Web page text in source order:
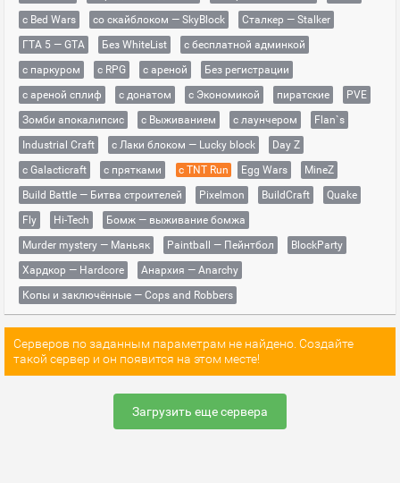
с Bed Wars
со скайблоком — SkyBlock
Сталкер — Stalker
ГТА 5 — GTA
Без WhiteList
с бесплатной админкой
с паркуром
с RPG с ареной
Без регистрации
с ареной сплиф
с донатом с Экономикой пиратские
PVE
Зомби апокалипсис
с Выживанием с лаунчером
Flan`s
Industrial Craft
с Лаки блоком — Lucky block
Day Z
с Galacticraft
с прятками с TNT Run Egg Wars
MineZ
Build Battle — Битва строителей
Pixelmon BuildCraft
Quake
Fly
Hi-Tech
Бомж — выживание бомжа
Murder mystery — Маньяк
Paintball — Пейнтбол
BlockParty
Хардкор — Hardcore
Анархия — Anarchy
Копы и заключённые — Cops and Robbers
Серверов по заданным параметрам не найдено. Создайте
такой сервер и он появится на этом месте!
Загрузить еще сервера